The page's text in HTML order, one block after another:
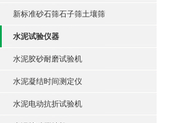
新标准砂石筛石子筛土壤筛
水泥试验仪器
水泥胶砂耐磨试验机
水泥凝结时间测定仪
水泥电动抗折试验机